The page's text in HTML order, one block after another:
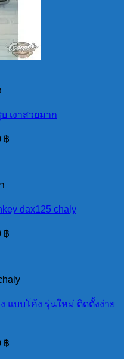
เงาสวยมาก
฿
dax125 chaly
฿
แบบโค้ง รุ่นใหม่ ติดตั้งง่าย
฿